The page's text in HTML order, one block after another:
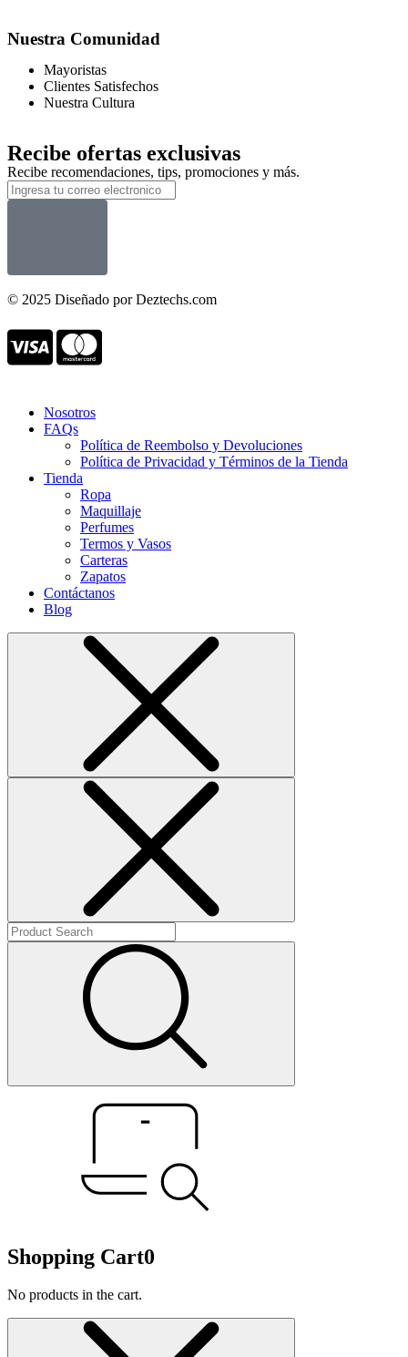
Nuestra Comunidad
Mayoristas
Clientes Satisfechos
Nuestra Cultura
Recibe ofertas exclusivas
Recibe recomendaciones, tips, promociones y más.
© 2025 Diseñado por Deztechs.com
Nosotros
FAQs
Política de Reembolso y Devoluciones
Política de Privacidad y Términos de la Tienda
Tienda
Ropa
Maquillaje
Perfumes
Termos y Vasos
Carteras
Zapatos
Contáctanos
Blog
Shopping Cart0
No products in the cart.